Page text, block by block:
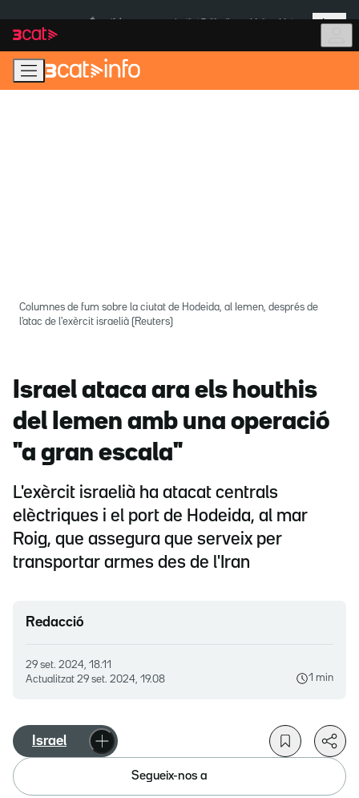
navegació
principal
contingut
Més
Columnes de fum sobre la ciutat de Hodeida, al Iemen, després de
l'atac de l'exèrcit israelià (Reuters)
Israel ataca ara els houthis
del Iemen amb una operació
"a gran escala"
L'exèrcit israelià ha atacat centrals
elèctriques i el port de Hodeida, al mar
Roig, que assegura que serveix per
transportar armes des de l'Iran
Redacció
29 set. 2024, 18.11
Actualitzat 29 set. 2024, 19.08 1 min
Israel
Segueix-nos a